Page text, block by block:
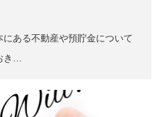
ある不動産や預貯金について
き…